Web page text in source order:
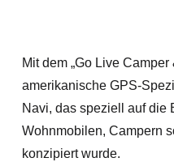
Mit dem „Go Live
amerikanische GPS-
Navi, das speziell auf die
Wohnmobilen, Campern
konzipiert wurde.